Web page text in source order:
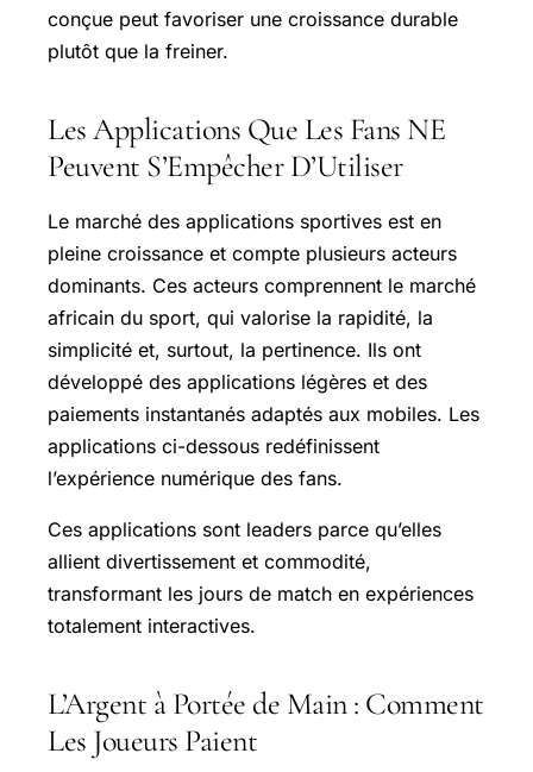
conçue peut favoriser une croissance durable
plutôt que la freiner.
Les Applications Que Les Fans NE
Peuvent S’Empêcher D’Utiliser
Le marché des applications sportives est en
pleine croissance et compte plusieurs acteurs
dominants. Ces acteurs comprennent le marché
africain du sport, qui valorise la rapidité, la
simplicité et, surtout, la pertinence. Ils ont
développé des applications légères et des
paiements instantanés adaptés aux mobiles. Les
applications ci-dessous redéfinissent
l’expérience numérique des fans.
Ces applications sont leaders parce qu’elles
allient divertissement et commodité,
transformant les jours de match en expériences
totalement interactives.
L’Argent à Portée de Main : Comment
Les Joueurs Paient